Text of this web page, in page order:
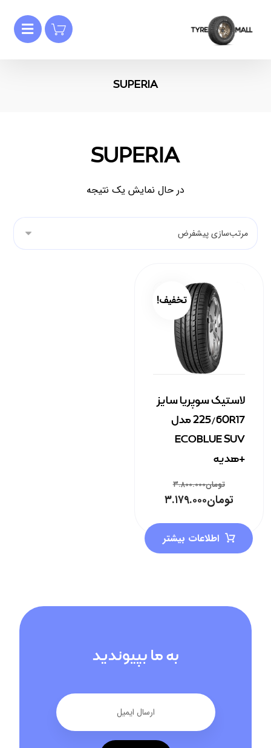
SUPERIA
SUPERIA
در حال نمایش یک نتیجه
لاستیک سوپریا سایز
225/60R17 مدل
ECOBLUE SUV
+هدیه
تومان۳.۸۰۰.۰۰۰
تومان۳.۱۷۹.۰۰۰
تخفیف!
اطلاعات بیشتر
به ما بپیوندید